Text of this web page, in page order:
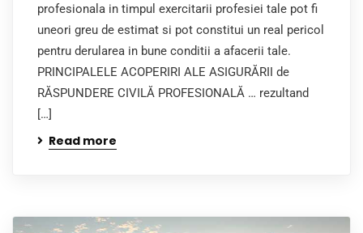
profesionala in timpul exercitarii profesiei tale pot fi
uneori greu de estimat si pot constitui un real pericol
pentru derularea in bune conditii a afacerii tale.
PRINCIPALELE ACOPERIRI ALE ASIGURĂRII de
RĂSPUNDERE CIVILĂ PROFESIONALĂ … rezultand
[…]
Read more